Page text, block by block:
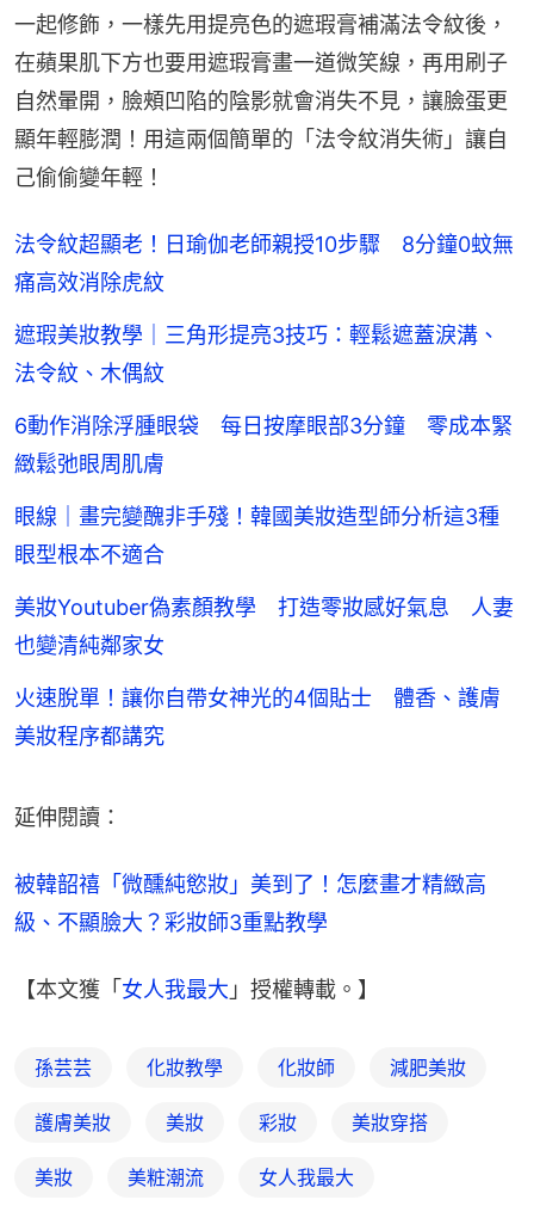
一起修飾，一樣先用提亮色的遮瑕膏補滿法令紋後，
在蘋果肌下方也要用遮瑕膏畫一道微笑線，再用刷子
自然暈開，臉頰凹陷的陰影就會消失不見，讓臉蛋更
顯年輕膨潤！用這兩個簡單的「法令紋消失術」讓自
己偷偷變年輕！
法令紋超顯老！日瑜伽老師親授10步驟 8分鐘0蚊無
痛高效消除虎紋
遮瑕美妝教學｜三角形提亮3技巧：輕鬆遮蓋淚溝、
法令紋、木偶紋
6動作消除浮腫眼袋 每日按摩眼部3分鐘 零成本緊
緻鬆弛眼周肌膚
眼線｜畫完變醜非手殘！韓國美妝造型師分析這3種
眼型根本不適合
美妝Youtuber偽素顏教學 打造零妝感好氣息 人妻
也變清純鄰家女
火速脫單！讓你自帶女神光的4個貼士 體香、護膚
美妝程序都講究
延伸閱讀：
被韓韶禧「微醺純慾妝」美到了！怎麼畫才精緻高
級、不顯臉大？彩妝師3重點教學
【本文獲「女人我最大 」授權轉載。】
孫芸芸 化妝教學 化妝師 減肥美妝
護膚美妝 美妝 彩妝 美妝穿搭
美妝 美粧潮流 女人我最大